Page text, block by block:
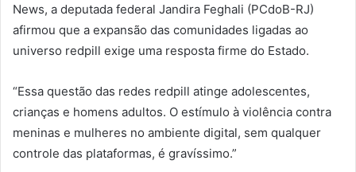
News, a deputada federal Jandira Feghali (PCdoB-RJ)
afirmou que a expansão das comunidades ligadas ao
universo redpill exige uma resposta firme do Estado.
“Essa questão das redes redpill atinge adolescentes,
crianças e homens adultos. O estímulo à violência contra
meninas e mulheres no ambiente digital, sem qualquer
controle das plataformas, é gravíssimo.”